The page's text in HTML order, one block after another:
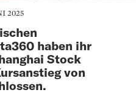
2025
haben ihr
Stock
von